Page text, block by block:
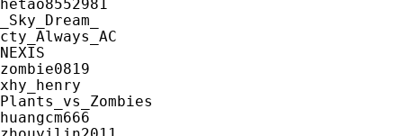
hetao8552981
_Sky_Dream_
cty_Always_AC
NEXIS
zombie0819
xhy_henry
Plants_vs_Zombies
huangcm666